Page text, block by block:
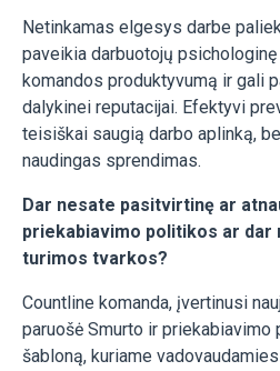
Netinkamas elgesys darbe
paveikia darbuotojų
komandos produktyvumą ir gali
dalykinei reputacijai. Efektyvi
teisiškai saugią darbo aplinką,
naudingas sprendimas.
Dar nesate pasitvirtinę ar
priekabiavimo politikos ar dar
turimos tvarkos?
Countline komanda, įvertinusi
paruošė Smurto ir
šabloną, kuriame